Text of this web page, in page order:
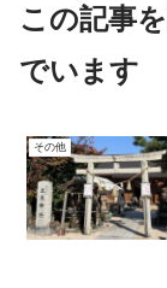
この記事
でいます
その他